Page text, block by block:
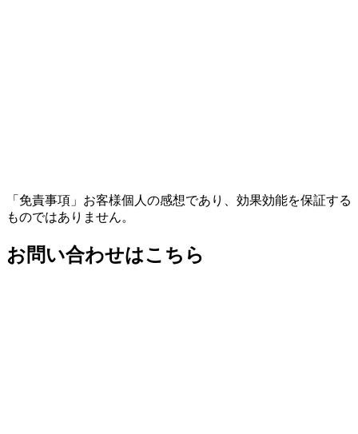
「免責事項」お客様個人の感想であり、効果効能を保証する
ものではありません。
お問い合わせはこちら